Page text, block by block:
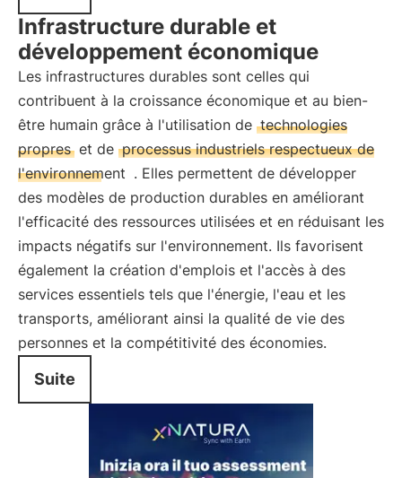
Infrastructure durable et
développement économique
Les infrastructures durables sont celles qui
contribuent à la croissance économique et au bien-
être humain grâce à l'utilisation de technologies
propres et de processus industriels respectueux de
l'environnement . Elles permettent de développer
des modèles de production durables en améliorant
l'efficacité des ressources utilisées et en réduisant les
impacts négatifs sur l'environnement. Ils favorisent
également la création d'emplois et l'accès à des
services essentiels tels que l'énergie, l'eau et les
transports, améliorant ainsi la qualité de vie des
personnes et la compétitivité des économies.
Suite